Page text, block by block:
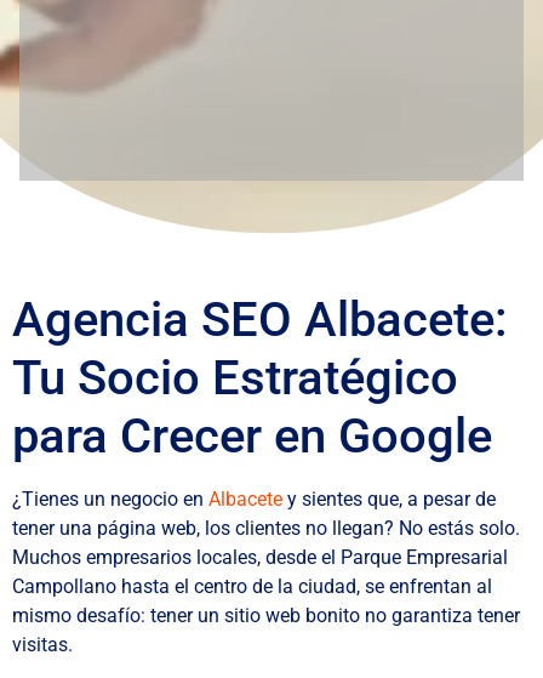
Agencia SEO Albacete:
Tu Socio Estratégico
para Crecer en Google
¿Tienes un negocio en Albacete y sientes que, a pesar de
tener una página web, los clientes no llegan? No estás solo.
Muchos empresarios locales, desde el Parque Empresarial
Campollano hasta el centro de la ciudad, se enfrentan al
mismo desafío: tener un sitio web bonito no garantiza tener
visitas.